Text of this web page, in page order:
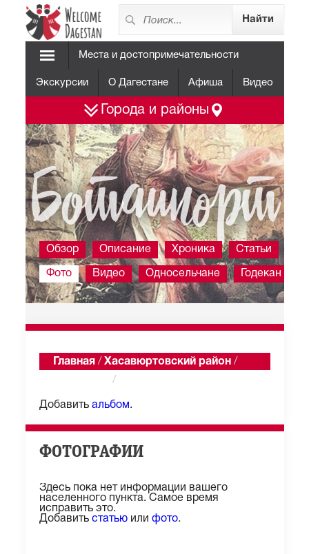
Места и достопримечательности
Экскурсии О Дагестане Афиша Видео
Города и районы
Боташюрт
Обзор Описание Хроника Статьи
Фото Видео Односельчане Годекан
Главная / Хасавюртовский район /
/
Добавить альбом .
ФОТОГРАФИИ
Здесь пока нет информации вашего
населенного пункта. Самое время
исправить это.
Добавить статьюили фото.